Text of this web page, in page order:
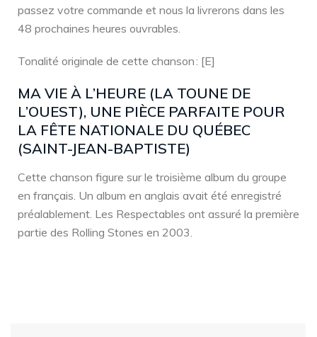
passez votre commande et nous la livrerons dans les
48 prochaines heures ouvrables.
Tonalité originale de cette chanson : [E]
MA VIE À L’HEURE (LA TOUNE DE
L’OUEST), UNE PIÈCE PARFAITE POUR
LA FÊTE NATIONALE DU QUÉBEC
(SAINT-JEAN-BAPTISTE)
Cette chanson figure sur le troisième album du groupe
en français. Un album en anglais avait été enregistré
préalablement. Les Respectables ont assuré la première
partie des Rolling Stones en 2003.